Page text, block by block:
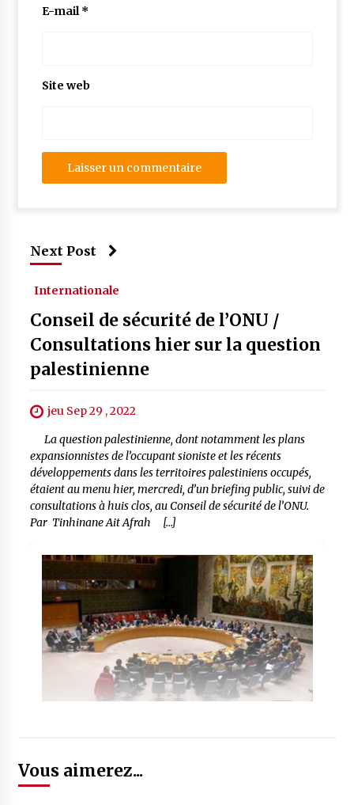
E-mail*
Site web
Next Post
Internationale
Conseil de sécurité de l’ONU /
Consultations hier sur la question
palestinienne
jeu Sep 29 , 2022
La question palestinienne, dont notamment les plans
expansionnistes de l’occupant sioniste et les récents
développements dans les territoires palestiniens occupés,
étaient au menu hier, mercredi, d’un briefing public, suivi de
consultations à huis clos, au Conseil de sécurité de l’ONU.
Par Tinhinane Ait Afrah […]
Vous aimerez...